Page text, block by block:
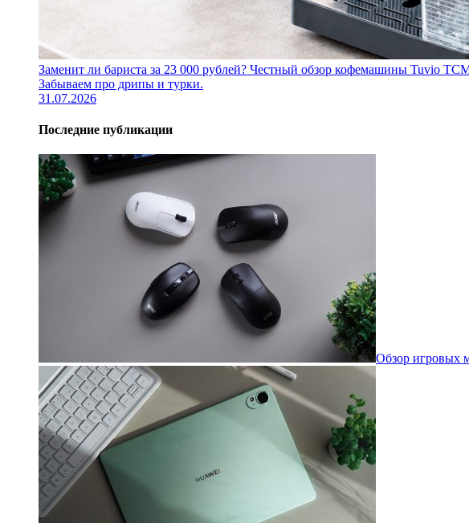
Заменит ли бариста за 23 000 рублей? Честный обзор кофемашины Tuvio
Забываем про дрипы и турки.
31.07.2026
Последние публикации
Обзор игровых